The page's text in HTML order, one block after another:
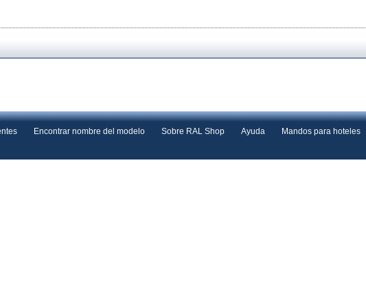
Encontrar nombre del modelo Sobre RAL Shop Ayuda Mandos para hoteles